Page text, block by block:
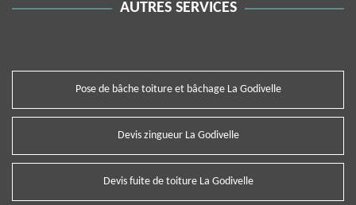
AUTRES SERVICES
Pose de bâche toiture et bâchage La Godivelle
Devis zingueur La Godivelle
Devis fuite de toiture La Godivelle